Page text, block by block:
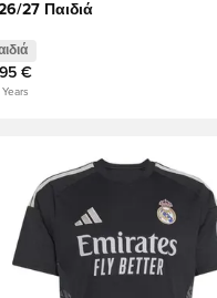
27 Παιδιά
€
ως μέλος
ένα Modal για να